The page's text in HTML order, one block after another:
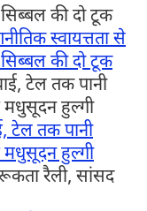
स्वायत्तता से
की दो टूक
टेल तक पानी
मधुसूदन हुल्गी